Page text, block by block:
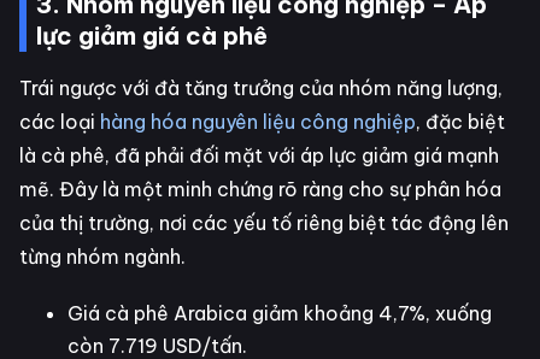
lực giảm giá cà phê
Trái ngược với đà tăng trưởng của nhóm năng lượng,
các loại hàng hóa nguyên liệu công nghiệp, đặc biệt
là cà phê, đã phải đối mặt với áp lực giảm giá mạnh
mẽ. Đây là một minh chứng rõ ràng cho sự phân hóa
của thị trường, nơi các yếu tố riêng biệt tác động lên
từng nhóm ngành.
Giá cà phê Arabica giảm khoảng 4,7%, xuống
còn 7.719 USD/tấn.